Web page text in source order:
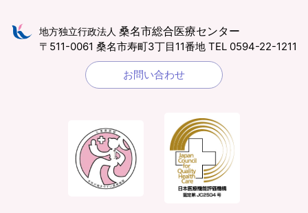
地方独立行政法人 桑名市総合医療センター
〒511-0061 桑名市寿町3丁目11番地 TEL 0594-22-1211
お問い合わせ